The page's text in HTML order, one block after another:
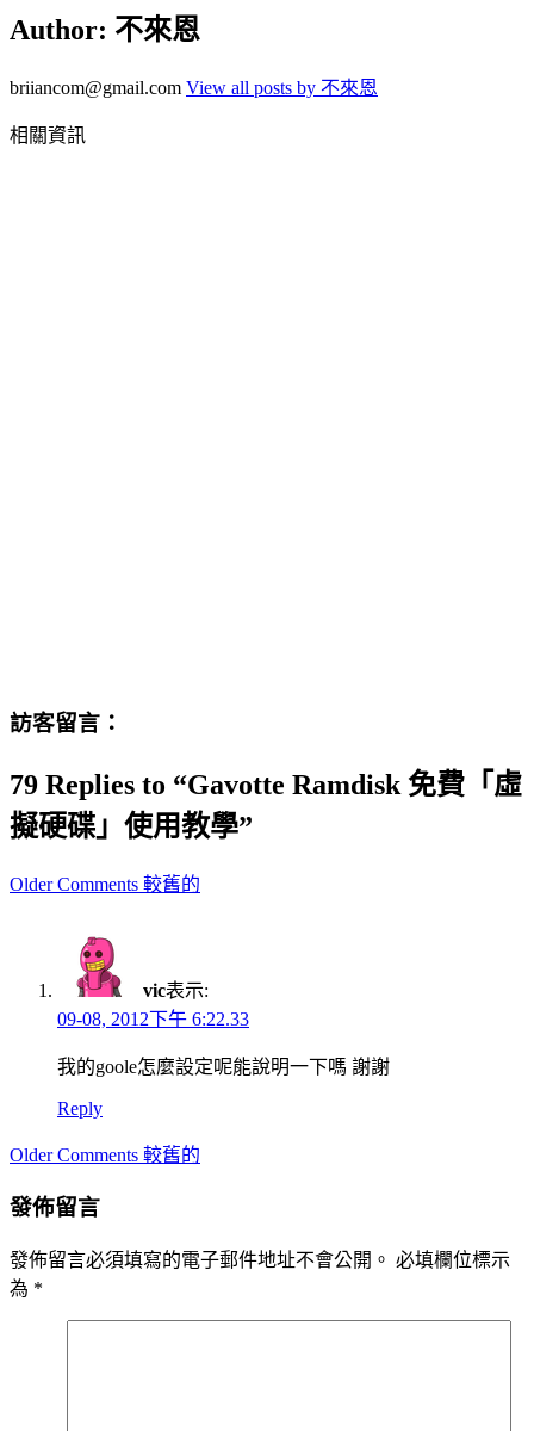
Author: 不來恩
briiancom@gmail.com View all posts by 不來恩
相關資訊
訪客留言：
79 Replies to “Gavotte Ramdisk 免費「虛
擬硬碟」使用教學”
Comment
Older Comments 較舊的
vic表示:
09-08, 2012下午 6:22.33
我的goole怎麼設定呢能說明一下嗎 謝謝
Reply
Comment
Older Comments 較舊的
發佈留言
發佈留言必須填寫的電子郵件地址不會公開。 必填欄位標示
為 *